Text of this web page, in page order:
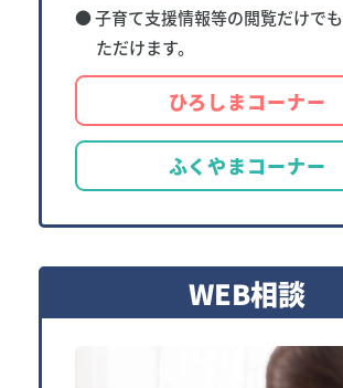
● 子育て支援情報等の閲覧だけでも
ただけます。
ひろしまコーナー
ふくやまコーナー
WEB相談